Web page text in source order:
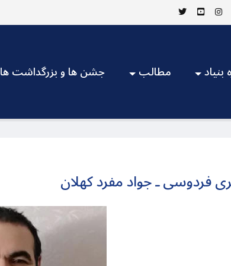
جشن ها و بزرگداشت ها مطالب بنیاد
فردوسی ـ جواد مفرد کهلان